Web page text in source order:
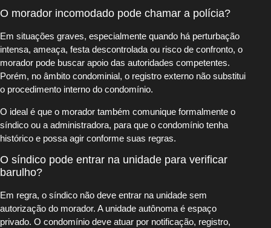
O morador incomodado pode chamar a polícia?
Em situações graves, especialmente quando há perturbação
intensa, ameaça, festa descontrolada ou risco de confronto, o
morador pode buscar apoio das autoridades competentes.
Porém, no âmbito condominial, o registro externo não substitui
o procedimento interno do condomínio.
O ideal é que o morador também comunique formalmente o
síndico ou a administradora, para que o condomínio tenha
histórico e possa agir conforme suas regras.
O síndico pode entrar na unidade para verificar
barulho?
Em regra, o síndico não deve entrar na unidade sem
autorização do morador. A unidade autônoma é espaço
privado. O condomínio deve atuar por notificação, registro,